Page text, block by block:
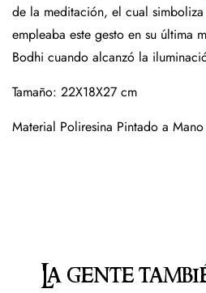
de la meditación, el cual
empleaba este gesto en su última
Bodhi cuando alcanzó la
Tamaño: 22X18X27 cm
Material Poliresina Pintado a Mano
La gente